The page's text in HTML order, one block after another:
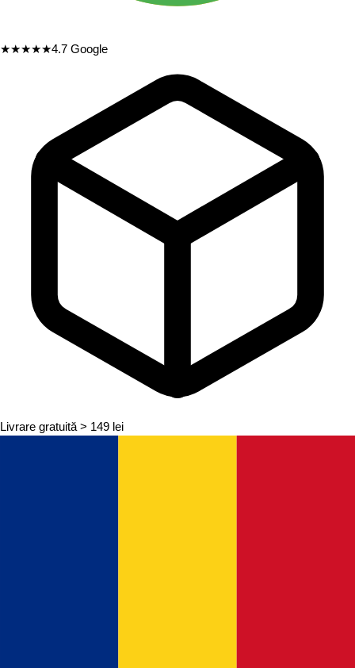
★★★★★4.7 Google
Livrare gratuită > 149 lei